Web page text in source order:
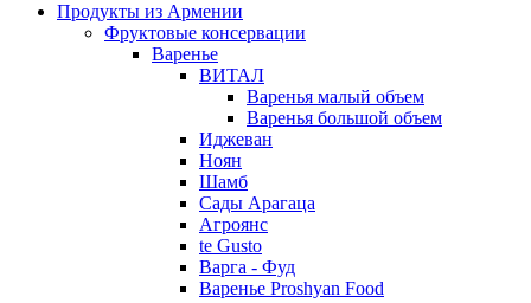
Продукты из Армении
Фруктовые консервации
Варенье
ВИТАЛ
Варенья малый объем
Варенья большой объем
Иджеван
Ноян
Шамб
Сады Арагаца
Агроянс
te Gusto
Варга - Фуд
Варенье Proshyan Food